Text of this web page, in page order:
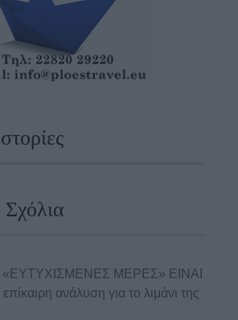
«ΕΥΤΥΧΙΣΜΕΝΕΣ ΜΕΡΕΣ» ΕΙΝΑΙ
ανάλυση για το λιμάνι της